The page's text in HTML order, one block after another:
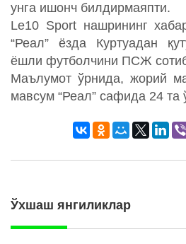
унга ишонч билдирмаяпти.
Le10 Sport нашрининг
“Реал” ёзда Куртуадан
ёшли футболчини ПСЖ
Маълумот ўрнида, жорий
мавсум “Реал” сафида 24 та
Ўхшаш янгиликлар